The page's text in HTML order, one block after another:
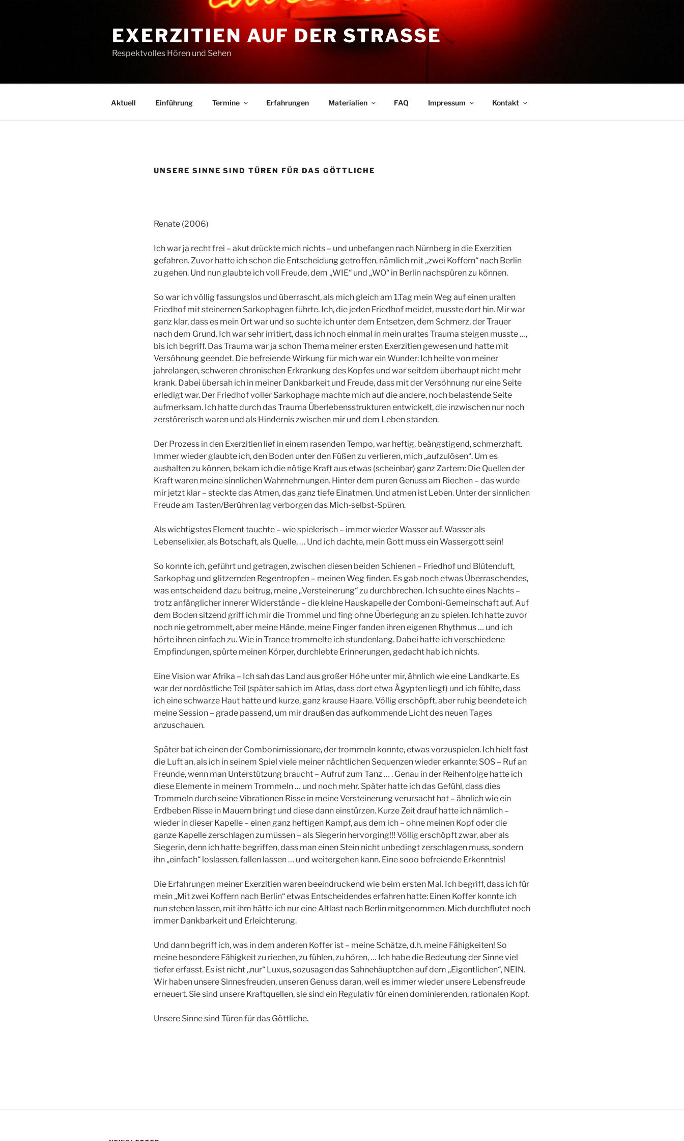
EXERZITIEN AUF DER STRASSE
Respektvolles Hören und Sehen
Aktuell Einführung Termine Erfahrungen Materialien FAQ Impressum Kontakt
UNSERE SINNE SIND TÜREN FÜR DAS GÖTTLICHE
Renate (2006)
Ich war ja recht frei – akut drückte mich nichts – und unbefangen nach Nürnberg in die Exerzitien
gefahren. Zuvor hatte ich schon die Entscheidung getroffen, nämlich mit „zwei Koffern“ nach Berlin
zu gehen. Und nun glaubte ich voll Freude, dem „WIE“ und „WO“ in Berlin nachspüren zu können.
So war ich völlig fassungslos und überrascht, als mich gleich am 1.Tag mein Weg auf einen uralten
Friedhof mit steinernen Sarkophagen führte. Ich, die jeden Friedhof meidet, musste dort hin. Mir war
ganz klar, dass es mein Ort war und so suchte ich unter dem Entsetzen, dem Schmerz, der Trauer
nach dem Grund. Ich war sehr irritiert, dass ich noch einmal in mein uraltes Trauma steigen musste …,
bis ich begriff. Das Trauma war ja schon Thema meiner ersten Exerzitien gewesen und hatte mit
Versöhnung geendet. Die befreiende Wirkung für mich war ein Wunder: Ich heilte von meiner
jahrelangen, schweren chronischen Erkrankung des Kopfes und war seitdem überhaupt nicht mehr
krank. Dabei übersah ich in meiner Dankbarkeit und Freude, dass mit der Versöhnung nur eine Seite
erledigt war. Der Friedhof voller Sarkophage machte mich auf die andere, noch belastende Seite
aufmerksam. Ich hatte durch das Trauma Überlebensstrukturen entwickelt, die inzwischen nur noch
zerstörerisch waren und als Hindernis zwischen mir und dem Leben standen.
Der Prozess in den Exerzitien lief in einem rasenden Tempo, war heftig, beängstigend, schmerzhaft.
Immer wieder glaubte ich, den Boden unter den Füßen zu verlieren, mich „aufzulösen“. Um es
aushalten zu können, bekam ich die nötige Kraft aus etwas (scheinbar) ganz Zartem: Die Quellen der
Kraft waren meine sinnlichen Wahrnehmungen. Hinter dem puren Genuss am Riechen – das wurde
mir jetzt klar – steckte das Atmen, das ganz tiefe Einatmen. Und atmen ist Leben. Unter der sinnlichen
Freude am Tasten/Berühren lag verborgen das Mich-selbst-Spüren.
Als wichtigstes Element tauchte – wie spielerisch – immer wieder Wasser auf. Wasser als
Lebenselixier, als Botschaft, als Quelle, … Und ich dachte, mein Gott muss ein Wassergott sein!
So konnte ich, geführt und getragen, zwischen diesen beiden Schienen – Friedhof und Blütenduft,
Sarkophag und glitzernden Regentropfen – meinen Weg finden. Es gab noch etwas Überraschendes,
was entscheidend dazu beitrug, meine „Versteinerung“ zu durchbrechen. Ich suchte eines Nachts –
trotz anfänglicher innerer Widerstände – die kleine Hauskapelle der Comboni-Gemeinschaft auf. Auf
dem Boden sitzend griff ich mir die Trommel und fing ohne Überlegung an zu spielen. Ich hatte zuvor
noch nie getrommelt, aber meine Hände, meine Finger fanden ihren eigenen Rhythmus … und ich
hörte ihnen einfach zu. Wie in Trance trommelte ich stundenlang. Dabei hatte ich verschiedene
Empfindungen, spürte meinen Körper, durchlebte Erinnerungen, gedacht hab ich nichts.
Eine Vision war Afrika – Ich sah das Land aus großer Höhe unter mir, ähnlich wie eine Landkarte. Es
war der nordöstliche Teil (später sah ich im Atlas, dass dort etwa Ägypten liegt) und ich fühlte, dass
ich eine schwarze Haut hatte und kurze, ganz krause Haare. Völlig erschöpft, aber ruhig beendete ich
meine Session – grade passend, um mir draußen das aufkommende Licht des neuen Tages
anzuschauen.
Später bat ich einen der Combonimissionare, der trommeln konnte, etwas vorzuspielen. Ich hielt fast
die Luft an, als ich in seinem Spiel viele meiner nächtlichen Sequenzen wieder erkannte: SOS – Ruf an
Freunde, wenn man Unterstützung braucht – Aufruf zum Tanz … . Genau in der Reihenfolge hatte ich
diese Elemente in meinem Trommeln … und noch mehr. Später hatte ich das Gefühl, dass dies
Trommeln durch seine Vibrationen Risse in meine Versteinerung verursacht hat – ähnlich wie ein
Erdbeben Risse in Mauern bringt und diese dann einstürzen. Kurze Zeit drauf hatte ich nämlich –
wieder in dieser Kapelle – einen ganz heftigen Kampf, aus dem ich – ohne meinen Kopf oder die
ganze Kapelle zerschlagen zu müssen – als Siegerin hervorging!!! Völlig erschöpft zwar, aber als
Siegerin, denn ich hatte begriffen, dass man einen Stein nicht unbedingt zerschlagen muss, sondern
ihn „einfach“ loslassen, fallen lassen … und weitergehen kann. Eine sooo befreiende Erkenntnis!
Die Erfahrungen meiner Exerzitien waren beeindruckend wie beim ersten Mal. Ich begriff, dass ich für
mein „Mit zwei Koffern nach Berlin“ etwas Entscheidendes erfahren hatte: Einen Koffer konnte ich
nun stehen lassen, mit ihm hätte ich nur eine Altlast nach Berlin mitgenommen. Mich durchflutet noch
immer Dankbarkeit und Erleichterung.
Und dann begriff ich, was in dem anderen Koffer ist – meine Schätze, d.h. meine Fähigkeiten! So
meine besondere Fähigkeit zu riechen, zu fühlen, zu hören, … Ich habe die Bedeutung der Sinne viel
tiefer erfasst. Es ist nicht „nur“ Luxus, sozusagen das Sahnehäuptchen auf dem „Eigentlichen“, NEIN.
Wir haben unsere Sinnesfreuden, unseren Genuss daran, weil es immer wieder unsere Lebensfreude
erneuert. Sie sind unsere Kraftquellen, sie sind ein Regulativ für einen dominierenden, rationalen Kopf.
Unsere Sinne sind Türen für das Göttliche.